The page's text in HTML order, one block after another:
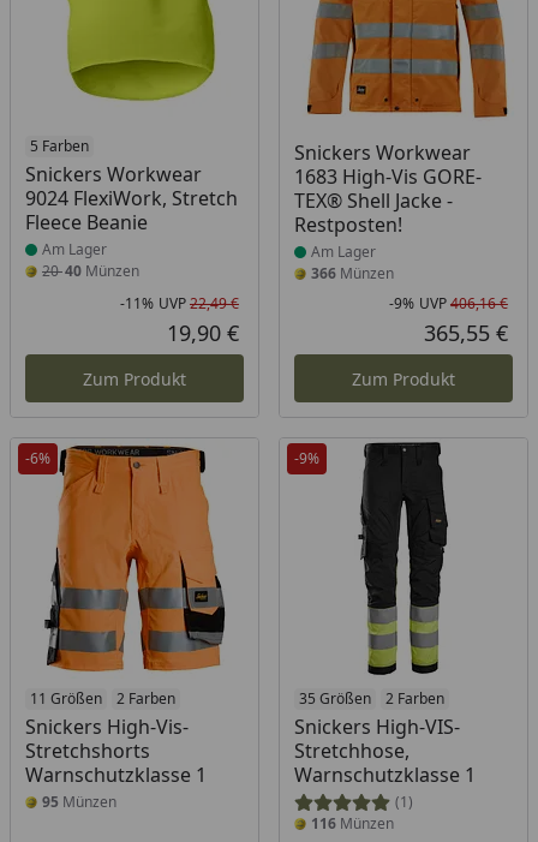
5 Farben
Snickers Workwear
9024 FlexiWork, Stretch
Fleece Beanie
Produkt am Lager
Am Lager
2040 Münzen
Rabatt in Prozent
-11%
Ursprünglicher Preis
UVP22,49 €
Aktueller Preis
19,90 €
Zum Produkt
Snickers Workwear
1683 High-Vis GORE-
TEX® Shell Jacke -
Restposten!
Produkt am Lager
Am Lager
366Münzen
-9% UVP406,16 €
365,55 €
Zum Produkt
-6%
11 Größen 2 Farben
Snickers High-Vis-
Stretchshorts
Warnschutzklasse 1
95 Münzen
-9%
35 Größen 2 Farben
Snickers High-VIS-
Stretchhose,
Warnschutzklasse 1
(1)
116Münzen